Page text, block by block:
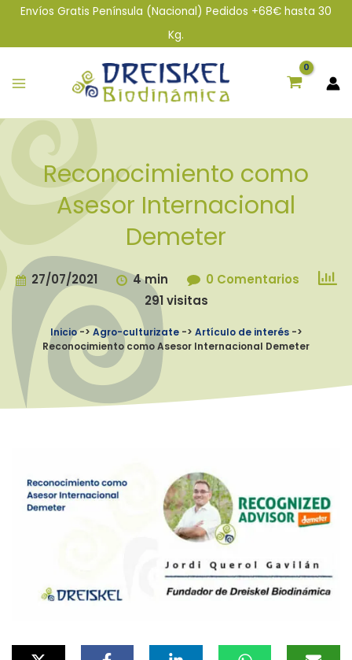
Envíos Gratis Península (Nacional) Pedidos +68€ hasta 30
Kg.
Reconocimiento como
Asesor Internacional
Demeter
27/07/2021 4 min
0 Comentarios
291 visitas
Inicio-> Agro-culturizate-> Artículo de interés->
Reconocimiento como Asesor Internacional Demeter
Tu
Tu
Electrónico*